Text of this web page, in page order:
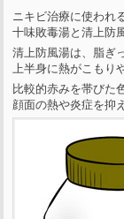
ニキビ治療に使われ
十味敗毒湯と清上防
清上防風湯は、脂ぎ
上半身に熱がこもり
比較的赤みを帯びた
顔面の熱や炎症を抑